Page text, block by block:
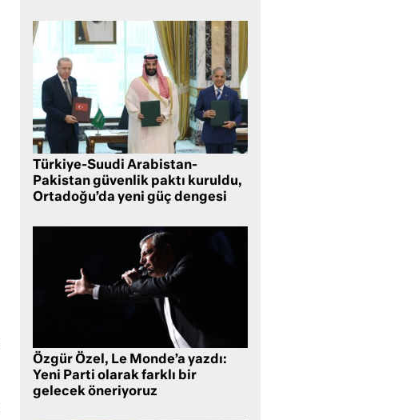
Türkiye-Suudi Arabistan-
Pakistan güvenlik paktı kuruldu,
Ortadoğu’da yeni güç dengesi
Özgür Özel, Le Monde’a yazdı:
Yeni Parti olarak farklı bir
gelecek öneriyoruz